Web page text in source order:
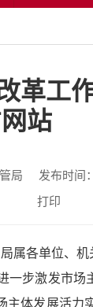
革工
站
局
发布时间
打印
属各单位、机
一步激发市场
体发展活力